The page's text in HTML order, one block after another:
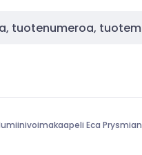
Eca Prysmian